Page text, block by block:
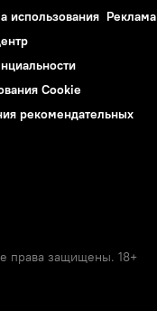
использования Реклама
Cookie
рекомендательных
права защищены. 18+